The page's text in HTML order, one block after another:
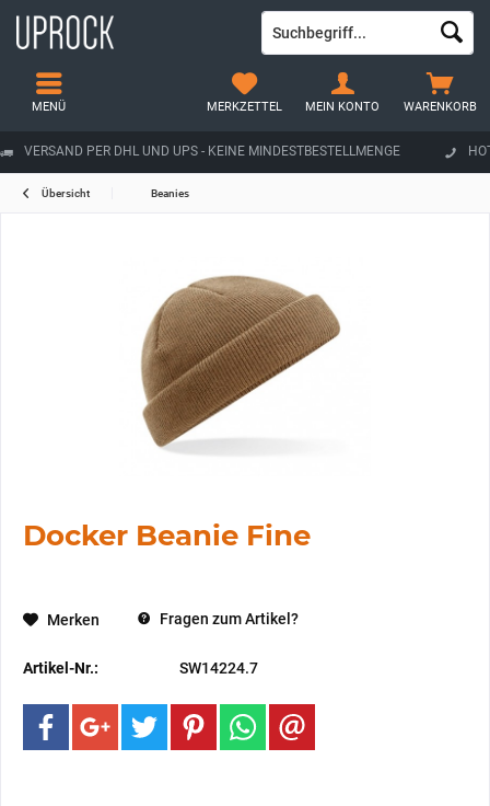
VERSAND PER DHL UND UPS - KEINE MINDESTBESTELLMENGE
WARENKORB
MERKZETTEL MEIN KONTO
MENÜ
Übersicht Beanies
Docker Beanie Fine
Merken Fragen zum Artikel?
Artikel-Nr.: SW14224.7